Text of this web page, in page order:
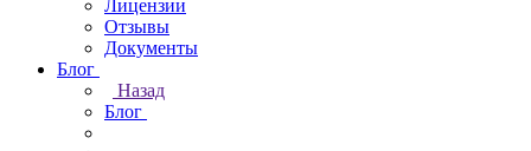
Лицензии
Отзывы
Документы
Блог
Назад
Блог